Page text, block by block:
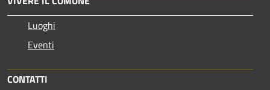
Luoghi
Eventi
CONTATTI